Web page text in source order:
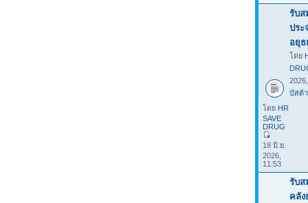
รับส
ประ
อยุ
โดย
บัสต้า
โดย HR
SAVE
DRUG
18 มิ.ย.
2026,
11:53
รับส
คลัง